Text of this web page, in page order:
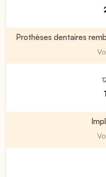
Prothèses dentaires